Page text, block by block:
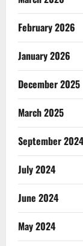
February 2026
January 2026
December 2025
March 2025
September 2024
July 2024
June 2024
May 2024